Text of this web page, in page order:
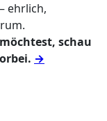
ehrlich,
schau
→